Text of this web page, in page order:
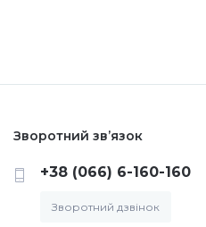
Фарби для розпису
Зворотний зв’язок
+38 (066) 6-160-160
Зворотний дзвінок